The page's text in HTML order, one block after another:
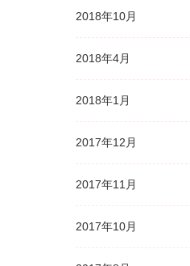
2018年10月
2018年4月
2018年1月
2017年12月
2017年11月
2017年10月